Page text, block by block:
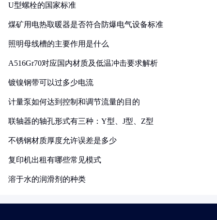
U型螺栓的国家标准
煤矿用电热取暖器是否符合防爆电气设备标准
照明母线槽的主要作用是什么
A516Gr70对应国内材质及低温冲击要求解析
镀镍钢带可以过多少电流
计量泵如何达到控制和调节流量的目的
联轴器的轴孔形式有三种：Y型、J型、Z型
不锈钢材质厚度允许误差是多少
复印机出租有哪些常见模式
溶于水的润滑剂的种类